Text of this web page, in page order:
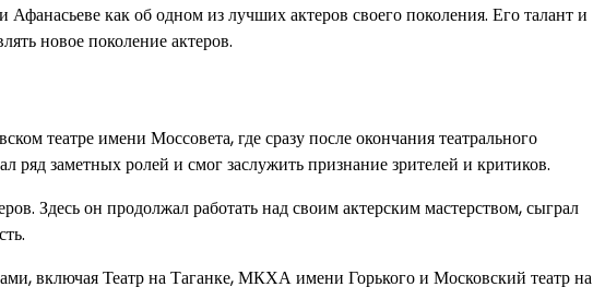
как об одном из лучших актеров своего поколения. Его талант и
новое поколение актеров.
театре имени Моссовета, где сразу после окончания театрального
заметных ролей и смог заслужить признание зрителей и критиков.
Здесь он продолжал работать над своим актерским мастерством, сыграл
включая Театр на Таганке, МКХА имени Горького и Московский театр на